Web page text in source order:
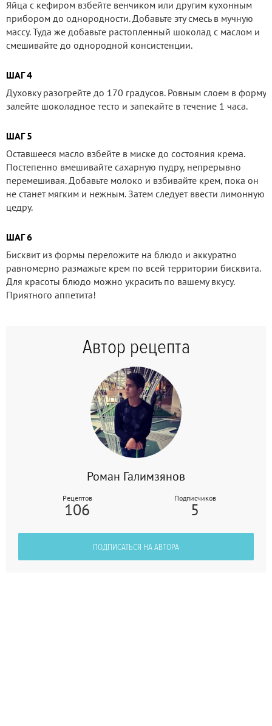
Яйца с кефиром взбейте венчиком или другим кухонным
прибором до однородности. Добавьте эту смесь в мучную
массу. Туда же добавьте растопленный шоколад с маслом и
смешивайте до однородной консистенции.
ШАГ 4
Духовку разогрейте до 170 градусов. Ровным слоем в форму
залейте шоколадное тесто и запекайте в течение 1 часа.
ШАГ 5
Оставшееся масло взбейте в миске до состояния крема.
Постепенно вмешивайте сахарную пудру, непрерывно
перемешивая. Добавьте молоко и взбивайте крем, пока он
не станет мягким и нежным. Затем следует ввести лимонную
цедру.
ШАГ 6
Бисквит из формы переложите на блюдо и аккуратно
равномерно размажьте крем по всей территории бисквита.
Для красоты блюдо можно украсить по вашему вкусу.
Приятного аппетита!
Автор рецепта
Роман Галимзянов
Рецептов
106
Подписчиков
5
ПОДПИСАТЬСЯ НА АВТОРА